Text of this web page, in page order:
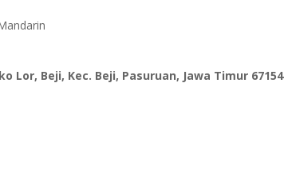
Lor, Beji, Kec. Beji, Pasuruan, Jawa Timur 67154